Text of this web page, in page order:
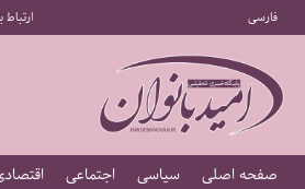
فارسی ارتباط
صفحه اصلی سیاسی اجتماعی